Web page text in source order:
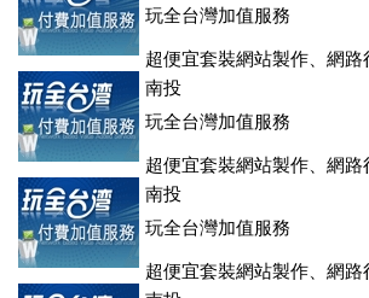
玩全台灣加值服務
超便宜套裝網站製作、網路
登、訂房系統、客房委託旅行社銷售，全面
南投
玩全台灣加值服務
超便宜套裝網站製作、網路
登、訂房系統、客房委託旅行社銷售，全面
南投
玩全台灣加值服務
超便宜套裝網站製作、網路